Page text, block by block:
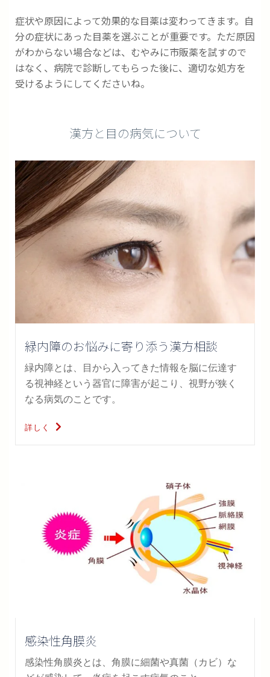
症状や原因によって効果的な目薬は変わってきます。自
分の症状にあった目薬を選ぶことが重要です。ただ原因
がわからない場合などは、むやみに市販薬を試すので
はなく、病院で診断してもらった後に、適切な処方を
受けるようにしてくださいね。
漢方と目の病気について
緑内障のお悩みに寄り添う漢方相談
緑内障とは、目から入ってきた情報を脳に伝達す
る視神経という器官に障害が起こり、視野が狭く
なる病気のことです。
詳しく
感染性角膜炎
感染性角膜炎とは、角膜に細菌や真菌（カビ）な